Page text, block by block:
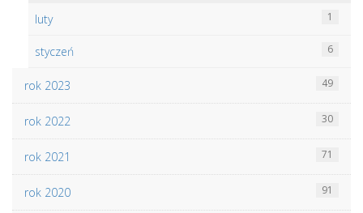
luty 1
styczeń 6
rok 2023 49
rok 2022 30
rok 2021 71
rok 2020 91